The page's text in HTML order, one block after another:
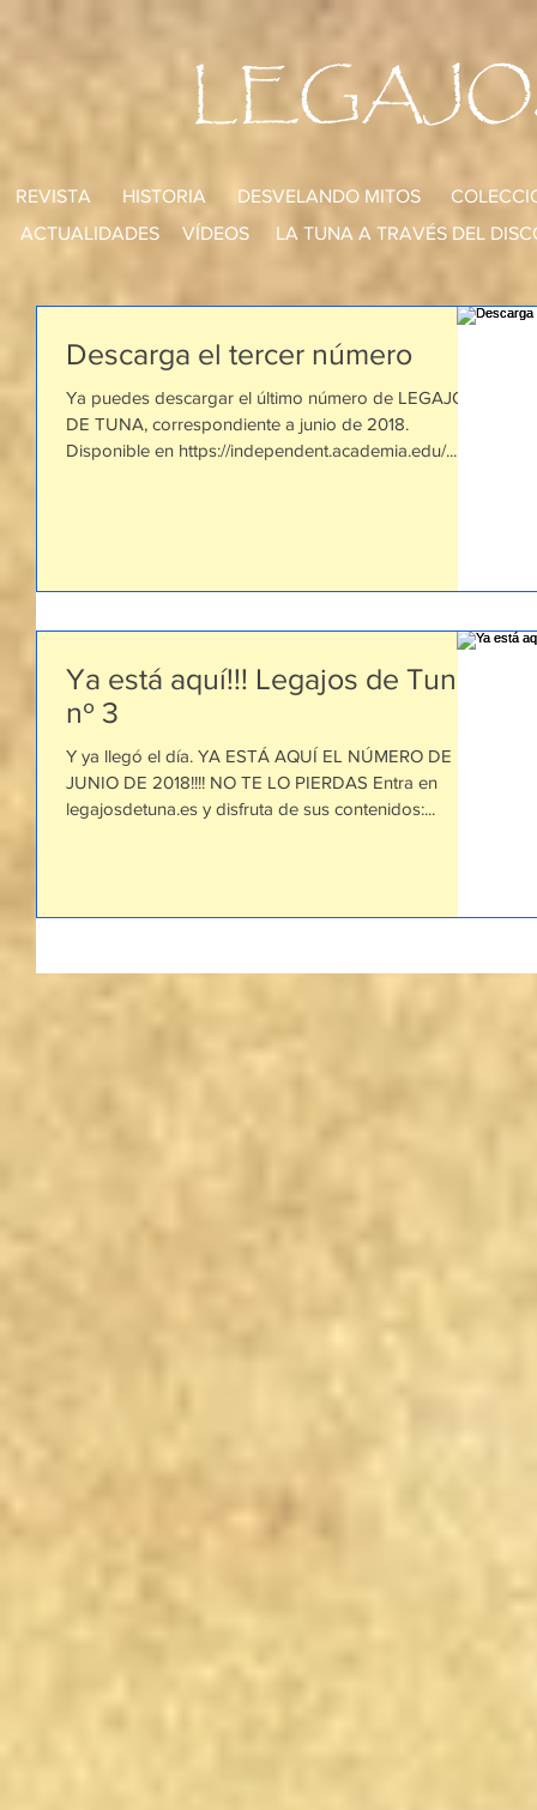
REVISTA HISTORIA DESVELANDO MITOS
ACTUALIDADES
LA TUNA A TRAVÉS DEL
VÍDEOS
Descarga el tercer número
Ya puedes descargar el último número de LEGAJOS
DE TUNA, correspondiente a junio de 2018.
Disponible en https://independent.academia.edu/...
Ya está aquí!!! Legajos de Tuna
nº 3
Y ya llegó el día. YA ESTÁ AQUÍ EL NÚMERO DE
JUNIO DE 2018!!!! NO TE LO PIERDAS Entra en
legajosdetuna.es y disfruta de sus contenidos:...